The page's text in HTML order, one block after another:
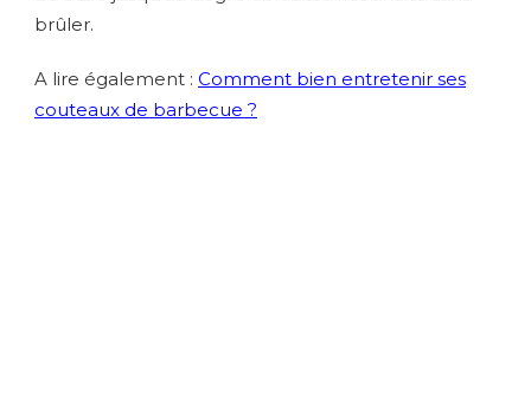
brûler.
A lire également : Comment bien entretenir ses
couteaux de barbecue ?